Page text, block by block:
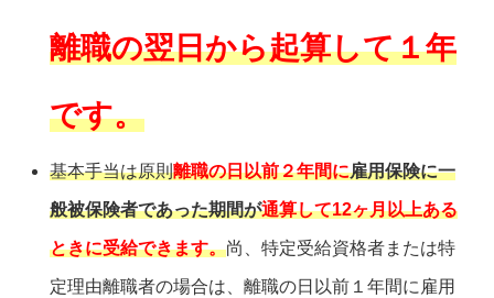
離職の翌日から起算して１年
です。
基本手当は原則離職の日以前２年間に雇用保険に一
般被保険者であった期間が通算して12ヶ月以上ある
ときに受給できます。尚、特定受給資格者または特
定理由離職者の場合は、離職の日以前１年間に雇用